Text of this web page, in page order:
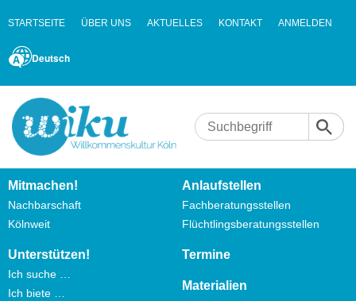
STARTSEITE ÜBER UNS AKTUELLES KONTAKT ANMELDEN
Deutsch
Mitmachen!
Nachbarschaft
Kölnweit
Anlaufstellen
Fachberatungsstellen
Flüchtlingsberatungsstellen
Unterstützen!
Ich suche …
Ich biete …
Termine
Materialien